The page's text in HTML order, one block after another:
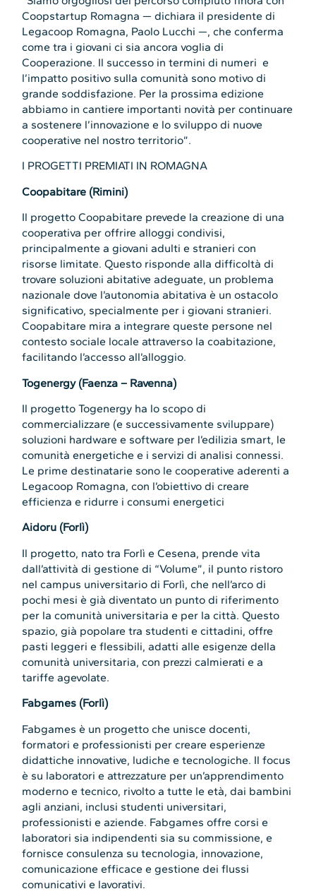
Coopstartup Romagna — dichiara il presidente di
Legacoop Romagna, Paolo Lucchi —, che conferma
come tra i giovani ci sia ancora voglia di
Cooperazione. Il successo in termini di numeri e
l’impatto positivo sulla comunità sono motivo di
grande soddisfazione. Per la prossima edizione
abbiamo in cantiere importanti novità per continuare
a sostenere l’innovazione e lo sviluppo di nuove
cooperative nel nostro territorio”.
I PROGETTI PREMIATI IN ROMAGNA
Coopabitare (Rimini)
Il progetto Coopabitare prevede la creazione di una
cooperativa per offrire alloggi condivisi,
principalmente a giovani adulti e stranieri con
risorse limitate. Questo risponde alla difficoltà di
trovare soluzioni abitative adeguate, un problema
nazionale dove l’autonomia abitativa è un ostacolo
significativo, specialmente per i giovani stranieri.
Coopabitare mira a integrare queste persone nel
contesto sociale locale attraverso la coabitazione,
facilitando l’accesso all’alloggio.
Togenergy (Faenza – Ravenna)
Il progetto Togenergy ha lo scopo di
commercializzare (e successivamente sviluppare)
soluzioni hardware e software per l’edilizia smart, le
comunità energetiche e i servizi di analisi connessi.
Le prime destinatarie sono le cooperative aderenti a
Legacoop Romagna, con l’obiettivo di creare
efficienza e ridurre i consumi energetici
Aidoru (Forlì)
Il progetto, nato tra Forlì e Cesena, prende vita
dall’attività di gestione di “Volume”, il punto ristoro
nel campus universitario di Forlì, che nell’arco di
pochi mesi è già diventato un punto di riferimento
per la comunità universitaria e per la città. Questo
spazio, già popolare tra studenti e cittadini, offre
pasti leggeri e flessibili, adatti alle esigenze della
comunità universitaria, con prezzi calmierati e a
tariffe agevolate.
Fabgames (Forlì)
Fabgames è un progetto che unisce docenti,
formatori e professionisti per creare esperienze
didattiche innovative, ludiche e tecnologiche. Il focus
è su laboratori e attrezzature per un’apprendimento
moderno e tecnico, rivolto a tutte le età, dai bambini
agli anziani, inclusi studenti universitari,
professionisti e aziende. Fabgames offre corsi e
laboratori sia indipendenti sia su commissione, e
fornisce consulenza su tecnologia, innovazione,
comunicazione efficace e gestione dei flussi
comunicativi e lavorativi.